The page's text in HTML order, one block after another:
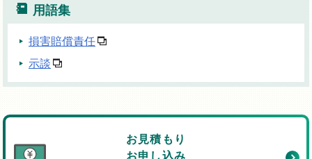
用語集
損害賠償責任
示談
お見積もり
お申し込み